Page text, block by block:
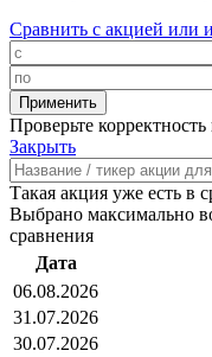
Сравнить с акцией или
Проверьте корректность
Закрыть
Такая акция уже есть в
Выбрано максимально
сравнения
Дата
06.08.2026
31.07.2026
30.07.2026